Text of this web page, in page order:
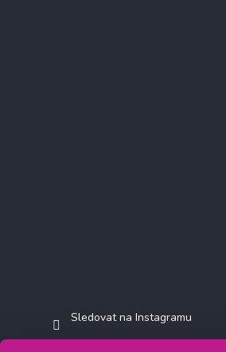
Sledovat na Instagramu